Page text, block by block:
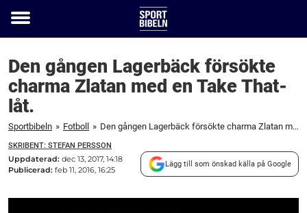
Toggle
Den gången Lagerbäck försökte
charma Zlatan med en Take That-
låt.
Sportbibeln » Fotboll » Den gången Lagerbäck försökte charma Zlatan med en Take That-låt.
SKRIBENT: STEFAN PERSSON
Uppdaterad: dec 13, 2017, 14:18
Publicerad: feb 11, 2016, 16:25
Lägg till som önskad källa på Google